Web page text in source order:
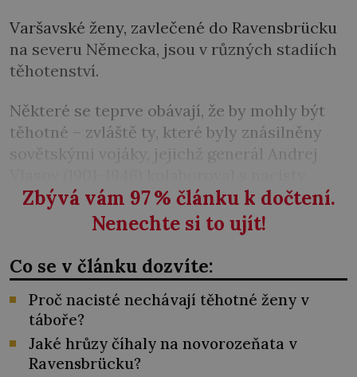
Varšavské ženy, zavlečené do Ravensbrücku
na severu Německa, jsou v různých stadiích
těhotenství.
Některé se teprve obávají, že by mohly být
těhotné – zvláště ty, které byly znásilněny
sovětskými vojáky, jejichž generál Andrej
Zbývá vám 97% článku k dočtení.
Nenechte si to ujít!
Co se v článku dozvíte:
Proč nacisté nechávají těhotné ženy v
táboře?
Jaké hrůzy číhaly na novorozeňata v
Ravensbrücku?